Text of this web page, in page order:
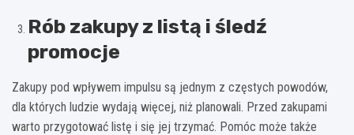
Rób zakupy z listą i śledź
promocje
Zakupy pod wpływem impulsu są jednym z częstych powodów,
dla których ludzie wydają więcej, niż planowali. Przed zakupami
warto przygotować listę i się jej trzymać. Pomóc może także